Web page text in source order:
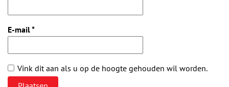
E-mail*
Vink dit aan als u op de hoogte gehouden wil worden.